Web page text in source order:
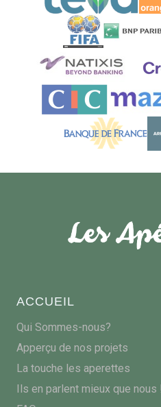
ACCUEIL
Qui Sommes-nous?
Apperçu de nos projets
La touche les aperettes
Ils en parlent mieux que nous !